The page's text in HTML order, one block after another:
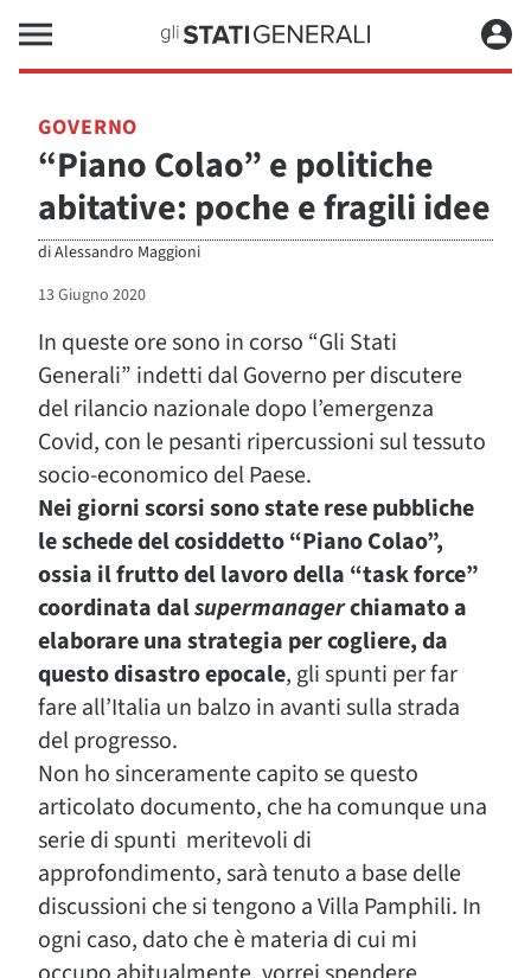
GOVERNO
“Piano Colao” e politiche
abitative: poche e fragili idee
diAlessandro Maggioni
13 Giugno 2020
In queste ore sono in corso “Gli Stati
Generali” indetti dal Governo per discutere
del rilancio nazionale dopo l’emergenza
Covid, con le pesanti ripercussioni sul tessuto
socio-economico del Paese.
Nei giorni scorsi sono state rese pubbliche
le schede del cosiddetto “Piano Colao”,
ossia il frutto del lavoro della “task force”
coordinata dalsupermanagerchiamato a
elaborare una strategia per cogliere, da
questo disastro epocale, gli spunti per far
fare all’Italia un balzo in avanti sulla strada
del progresso.
Non ho sinceramente capito se questo
articolato documento, che ha comunque una
serie di spunti meritevoli di
approfondimento, sarà tenuto a base delle
discussioni che si tengono a Villa Pamphili. In
ogni caso, dato che è materia di cui mi